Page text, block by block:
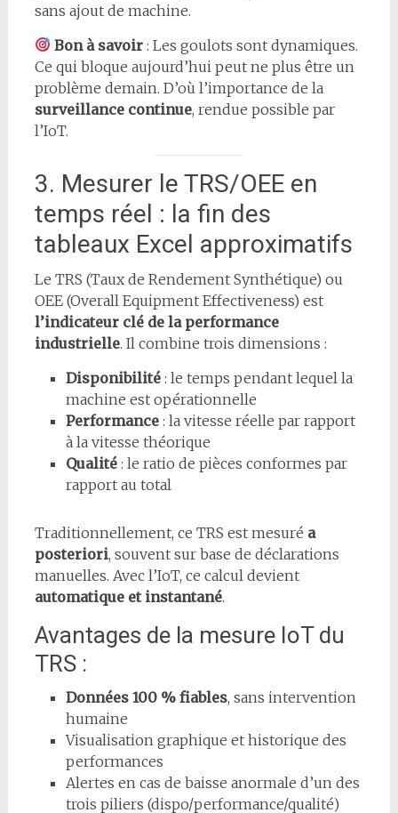
sans ajout de machine.
Bon à savoir : Les goulots sont dynamiques.
Ce qui bloque aujourd’hui peut ne plus être un
problème demain. D’où l’importance de la
surveillance continue, rendue possible par
l’IoT.
3. Mesurer le TRS/OEE en
temps réel : la fin des
tableaux Excel approximatifs
Le TRS (Taux de Rendement Synthétique) ou
OEE (Overall Equipment Effectiveness) est
l’indicateur clé de la performance
industrielle. Il combine trois dimensions :
Disponibilité: le temps pendant lequel la
machine est opérationnelle
Performance: la vitesse réelle par rapport
à la vitesse théorique
Qualité: le ratio de pièces conformes par
rapport au total
Traditionnellement, ce TRS est mesuré a
posteriori, souvent sur base de déclarations
manuelles. Avec l’IoT, ce calcul devient
automatique et instantané.
Avantages de la mesure IoT du
TRS :
Données 100 % fiables, sans intervention
humaine
Visualisation graphique et historique des
performances
Alertes en cas de baisse anormale d’un des
trois piliers (dispo/performance/qualité)